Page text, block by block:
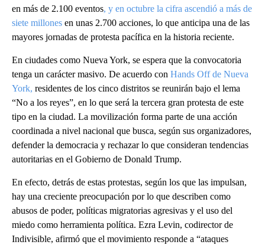
en más de 2.100 eventos, y en octubre la cifra ascendió a más de
siete millones en unas 2.700 acciones, lo que anticipa una de las
mayores jornadas de protesta pacífica en la historia reciente.
En ciudades como Nueva York, se espera que la convocatoria
tenga un carácter masivo. De acuerdo con Hands Off de Nueva
York, residentes de los cinco distritos se reunirán bajo el lema
“No a los reyes”, en lo que será la tercera gran protesta de este
tipo en la ciudad. La movilización forma parte de una acción
coordinada a nivel nacional que busca, según sus organizadores,
defender la democracia y rechazar lo que consideran tendencias
autoritarias en el Gobierno de Donald Trump.
En efecto, detrás de estas protestas, según los que las impulsan,
hay una creciente preocupación por lo que describen como
abusos de poder, políticas migratorias agresivas y el uso del
miedo como herramienta política. Ezra Levin, codirector de
Indivisible, afirmó que el movimiento responde a “ataques